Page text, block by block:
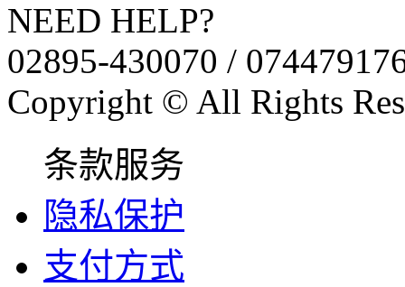
NEED HELP?
02895-430070 /
Copyright © All Rights
条款服务
隐私保护
支付方式